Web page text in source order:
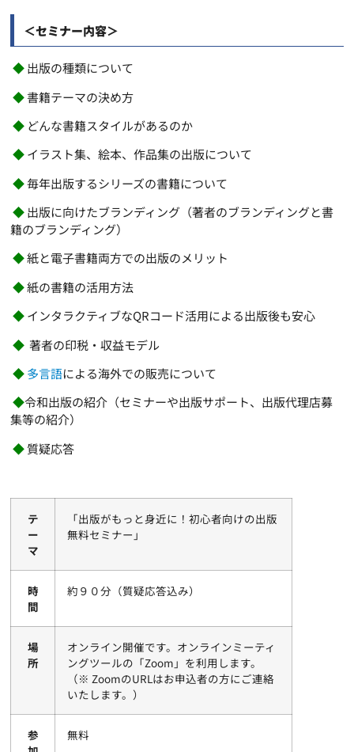
＜セミナー内容＞
◆出版の種類について
◆書籍テーマの決め方
◆ どんな書籍スタイルがあるのか
◆イラスト集、絵本、作品集の出版について
◆毎年出版するシリーズの書籍について
◆出版に向けたブランディング（著者のブランディングと書
籍のブランディング）
◆紙と電子書籍両方での出版のメリット
◆紙の書籍の活用方法
◆インタラクティブなQRコード活用による出版後も安心
◆ 著者の印税・収益モデル
◆多言語による海外での販売について
◆令和出版の紹介（セミナーや出版サポート、出版代理店募
集等の紹介）
◆質疑応答
テ
ー
マ
「出版がもっと身近に！初心者向けの出版
無料セミナー」
時
間
約９０分（質疑応答込み）
場
所
オンライン開催です。オンラインミーティ
ングツールの「Zoom」を利用します。
（※ ZoomのURLはお申込者の方にご連絡
いたします。）
参
無料